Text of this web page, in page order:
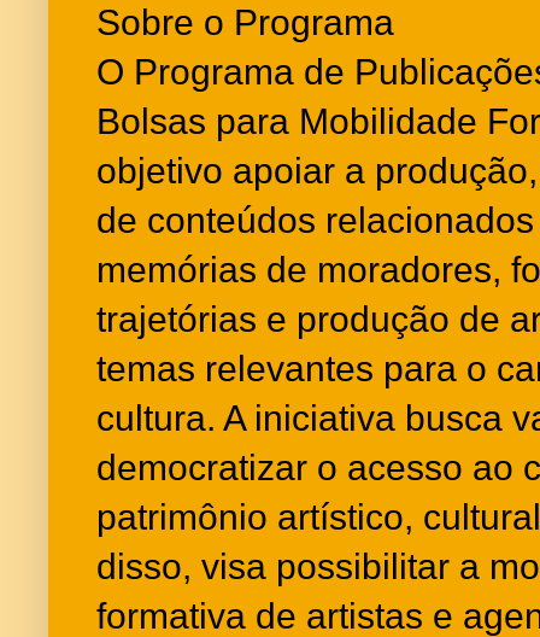
Sobre o Programa
O Programa de
Bolsas para Mobilidade
objetivo apoiar a
de conteúdos
memórias de moradores,
trajetórias e produção de
temas relevantes para o
cultura. A iniciativa busca
democratizar o acesso ao
patrimônio artístico,
disso, visa possibilitar a
formativa de artistas e